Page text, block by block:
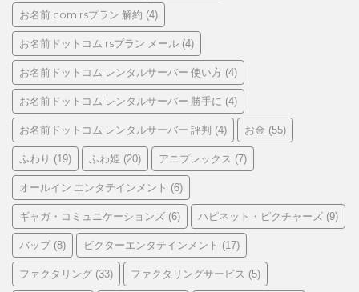
お名前.com rsプラン 解約 (4)
お名前ドットコム rsプラン メール (4)
お名前ドットコム レンタルサーバー 使い方 (4)
お名前ドットコム レンタルサーバー 勝手に (4)
お名前ドットコム レンタルサーバー 評判 (4) お金 (55)
ふわり (19) ふわ姫 (20) アニプレックス (7)
オールイン エンタテインメント (6)
ギャガ・コミュニケーションズ (6) ハピネット・ピクチャーズ (9)
バップ(8) ビクターエンタテインメント (17)
ファクタリング (33) ファクタリングサービス (5)